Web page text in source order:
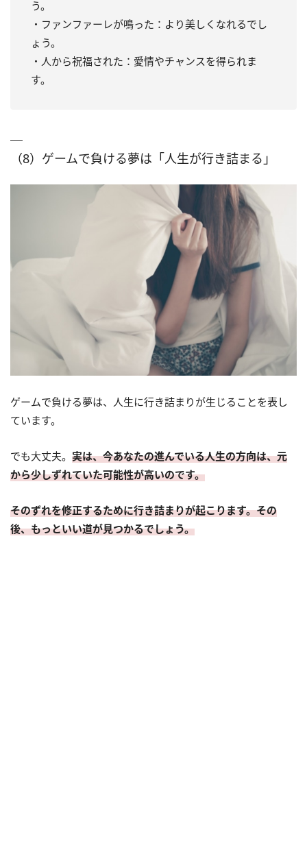
う。
・ファンファーレが鳴った：より美しくなれるでし
ょう。
・人から祝福された：愛情やチャンスを得られま
す。
（8）ゲームで負ける夢は「人生が行き詰まる」
ゲームで負ける夢は、人生に行き詰まりが生じることを表し
ています。
でも大丈夫。 実は、今あなたの進んでいる人生の方向は、元
から少しずれていた可能性が高いのです。
そのずれを修正するために行き詰まりが起こります。その
後、もっといい道が見つかるでしょう。